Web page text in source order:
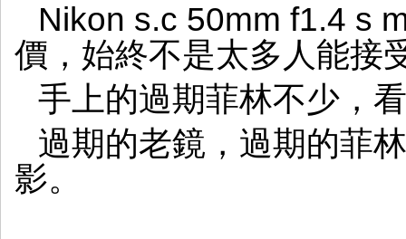
Nikon s.c 50mm f1.4 s
價，始終不是太多人能接
手上的過期菲林不少，
過期的老鏡，過期的菲
影。